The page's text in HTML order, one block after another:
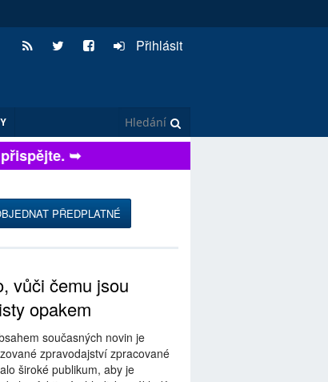
Přihlásit
➥
PŘEDPLATNÉ
vůči čemu jsou
opakem
současných novin je
zpravodajství zpracované
široké publikum, aby je